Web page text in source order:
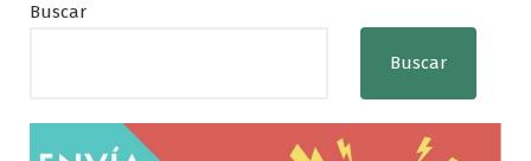
Buscar
Buscar